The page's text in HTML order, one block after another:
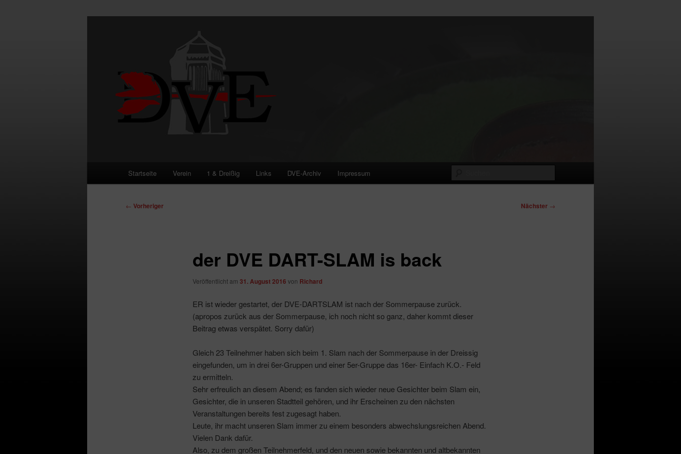
Startseite Verein 1 & Dreißig Links DVE-Archiv Impressum
Beitragsnavigation
← Vorheriger Nächster →
der DVE DART-SLAM is back
Veröffentlicht am 31. August 2016 von Richard
ER ist wieder gestartet, der DVE-DARTSLAM ist nach der Sommerpause zurück.
(apropos zurück aus der Sommerpause, ich noch nicht so ganz, daher kommt dieser
Beitrag etwas verspätet. Sorry dafür)
Gleich 23 Teilnehmer haben sich beim 1. Slam nach der Sommerpause in der Dreissig
eingefunden, um in drei 6er-Gruppen und einer 5er-Gruppe das 16er- Einfach K.O.- Feld
zu ermitteln.
Sehr erfreulich an diesem Abend; es fanden sich wieder neue Gesichter beim Slam ein,
Gesichter, die in unseren Stadtteil gehören, und ihr Erscheinen zu den nächsten
Veranstaltungen bereits fest zugesagt haben.
Leute, ihr macht unseren Slam immer zu einem besonders abwechslungsreichen Abend.
Vielen Dank dafür.
Also, zu dem großen Teilnehmerfeld, und den neuen sowie bekannten und altbekannten